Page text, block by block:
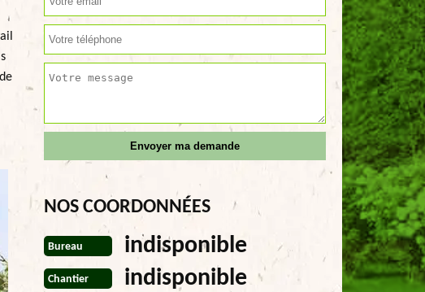
NOS COORDONNÉES
Bureau indisponible
Chantier indisponible